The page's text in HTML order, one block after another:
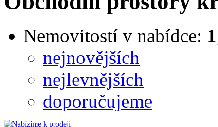
Nemovitostí v nabídce: 1
nejnovějších
nejlevnějších
doporučujeme